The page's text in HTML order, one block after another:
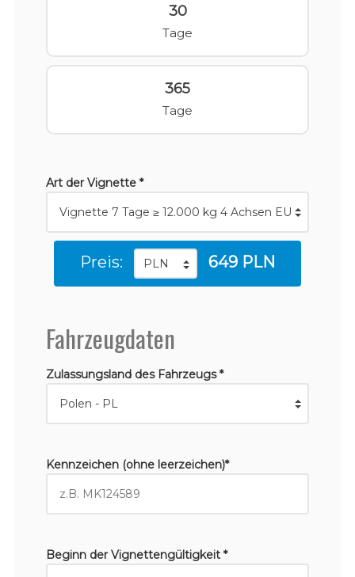
30
Tage
365
Tage
Art der Vignette *
Preis: 649 PLN
Fahrzeugdaten
Zulassungsland des Fahrzeugs *
Kennzeichen (ohne leerzeichen)*
Beginn der Vignettengültigkeit *